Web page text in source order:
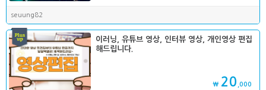
seuung82
이러닝, 유튜브 영상, 인터뷰 영상, 개인영상 편집
해드립니다.
₩ 20 ,000